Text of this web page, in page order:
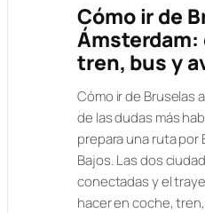
Cómo ir de
Ámsterdam:
tren, bus y
Cómo ir de Bruselas
de las dudas más
prepara una ruta por
Bajos. Las dos
conectadas y el
hacer en coche,